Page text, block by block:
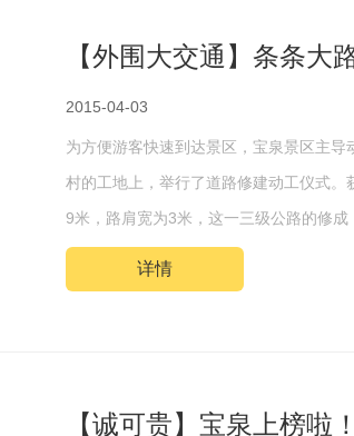
【外围大交通】条条大
2015-04-03
为方便游客快速到达景区，宝泉景区主
村的工地上，举行了道路修建动工仪式
9米，路肩宽为3米，这一三级公路的修成
详情
【诚可贵】宝泉上榜啦！